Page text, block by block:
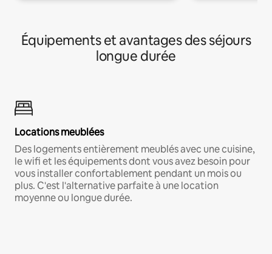
Équipements et avantages des séjours
longue durée
Locations meublées
Des logements entièrement meublés avec une cuisine,
le wifi et les équipements dont vous avez besoin pour
vous installer confortablement pendant un mois ou
plus. C'est l'alternative parfaite à une location
moyenne ou longue durée.